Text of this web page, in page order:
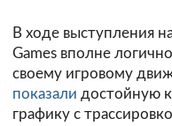
В ходе выступления
Games вполне
своему игровому
показали достойную
графику с